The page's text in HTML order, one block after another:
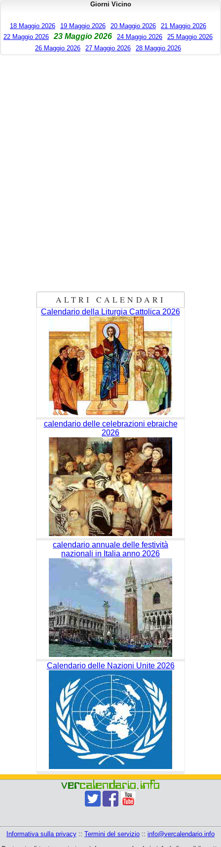
Giorni Vicino
18 Maggio 2026 19 Maggio 2026 20 Maggio 2026
21 Maggio 2026
22 Maggio 2026
23 Maggio 2026 24 Maggio 2026
25 Maggio 2026
26 Maggio 2026
27 Maggio 2026 28 Maggio 2026
ALTRI CALENDARI
Calendario della Liturgia Cattolica 2026
calendario delle celebrazioni ebraiche
2026
calendario annuale delle festività
nazionali in Italia anno 2026
Calendario delle Nazioni Unite 2026
Informativa sulla privacy :: Termini del servizio :: info@vercalendario.info